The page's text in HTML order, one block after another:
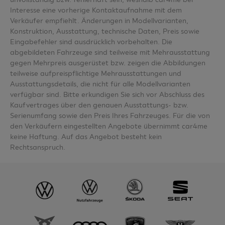
Interesse eine vorherige Kontaktaufnahme mit dem
Verkäufer empfiehlt. Änderungen in Modellvarianten,
Konstruktion, Ausstattung, technische Daten, Preis sowie
Eingabefehler sind ausdrücklich vorbehalten. Die
abgebildeten Fahrzeuge sind teilweise mit Mehrausstattung
gegen Mehrpreis ausgerüstet bzw. zeigen die Abbildungen
teilweise aufpreispflichtige Mehrausstattungen und
Ausstattungsdetails, die nicht für alle Modellvarianten
verfügbar sind. Bitte erkundigen Sie sich vor Abschluss des
Kaufvertrages über den genauen Ausstattungs- bzw.
Serienumfang sowie den Preis Ihres Fahrzeuges. Für die von
den Verkäufern eingestellten Angebote übernimmt car4me
keine Haftung. Auf das Angebot besteht kein
Rechtsanspruch.